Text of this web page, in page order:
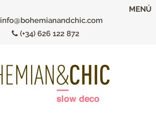
info@bohemianandchic.com
(+34) 626 122 872
MENÚ